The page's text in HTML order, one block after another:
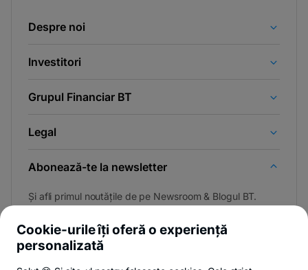
Despre noi
Investitori
Grupul Financiar BT
Legal
Abonează-te la newsletter
Și afli primul noutățile de pe Newsroom & Blogul BT.
Cookie-urile îți oferă o experiență
personalizată